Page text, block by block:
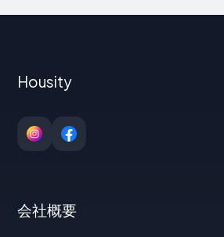
Housity
会社概要